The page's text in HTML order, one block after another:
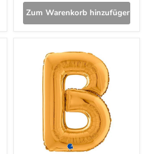
Zum Warenkorb hinzufügen
Riesenbuchstabe
Folienballon
26"/66cm